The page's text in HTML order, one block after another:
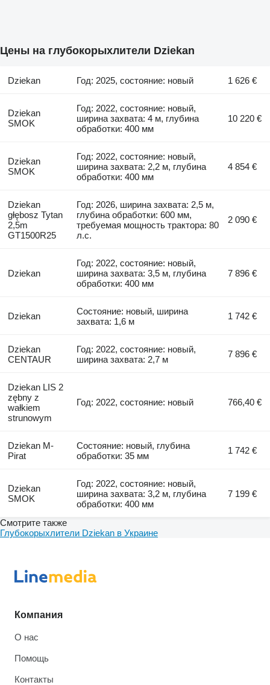
Цены на глубокорыхлители Dziekan
Dziekan Год: 2025, состояние: новый 1 626 €
Dziekan
SMOK
Год: 2022, состояние: новый,
ширина захвата: 4 м, глубина
обработки: 400 мм
10 220 €
Dziekan
SMOK
Год: 2022, состояние: новый,
ширина захвата: 2,2 м, глубина
обработки: 400 мм
4 854 €
Dziekan
głębosz Tytan
2,5m
GT1500R25
Год: 2026, ширина захвата: 2,5 м,
глубина обработки: 600 мм,
требуемая мощность трактора: 80
л.с.
2 090 €
Dziekan
Год: 2022, состояние: новый,
ширина захвата: 3,5 м, глубина
обработки: 400 мм
7 896 €
Dziekan
Состояние: новый, ширина
захвата: 1,6 м
1 742 €
Dziekan
CENTAUR
Год: 2022, состояние: новый,
ширина захвата: 2,7 м
7 896 €
Dziekan LIS 2
zębny z
wałkiem
strunowym
Год: 2022, состояние: новый 766,40 €
Dziekan M-
Pirat
Состояние: новый, глубина
обработки: 35 мм
1 742 €
Dziekan
SMOK
Год: 2022, состояние: новый,
ширина захвата: 3,2 м, глубина
обработки: 400 мм
7 199 €
Смотрите также
Глубокорыхлители Dziekan в Украине
Компания
О нас
Помощь
Контакты